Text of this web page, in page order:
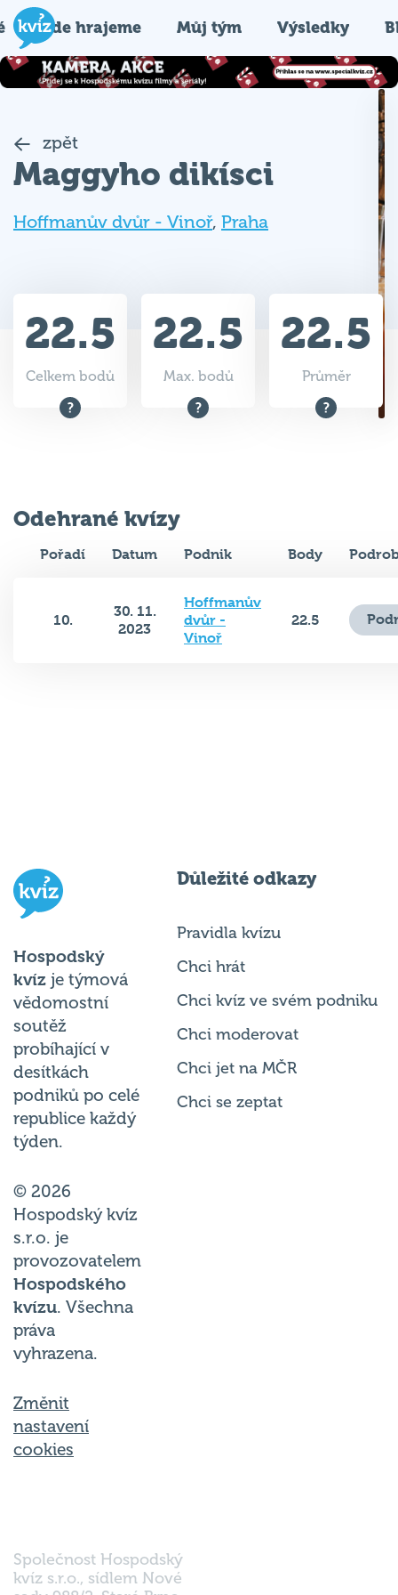
Kde hrajeme Můj tým Výsledky
zpět
Maggyho dikísci
Hoffmanův dvůr - Vinoř, Praha
22.5
Celkem bodů
22.5
Max. bodů
22.5
Průměr
Odehrané kvízy
Pořadí Datum Podnik Body
10.
30. 11.
2023
Hoffmanův
dvůr -
Vinoř
22.5
Hospodský
kvíz je týmová
vědomostní
soutěž
probíhající v
desítkách
podniků po celé
republice každý
týden.
© 2026
Hospodský kvíz
s.r.o. je
provozovatelem
Hospodského
kvízu. Všechna
práva
vyhrazena.
Změnit
nastavení
cookies
Důležité odkazy
Pravidla kvízu
Chci hrát
Chci kvíz ve svém podniku
Chci moderovat
Chci jet na MČR
Chci se zeptat
Společnost Hospodský
kvíz s.r.o., sídlem Nové